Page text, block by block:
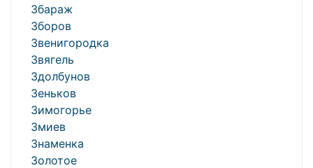
Збараж
Зборов
Звенигородка
Звягель
Здолбунов
Зеньков
Зимогорье
Змиев
Знаменка
Золотое